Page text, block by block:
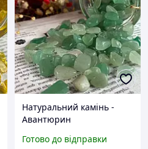
Натуральний камінь -
Авантюрин
Готово до відправки